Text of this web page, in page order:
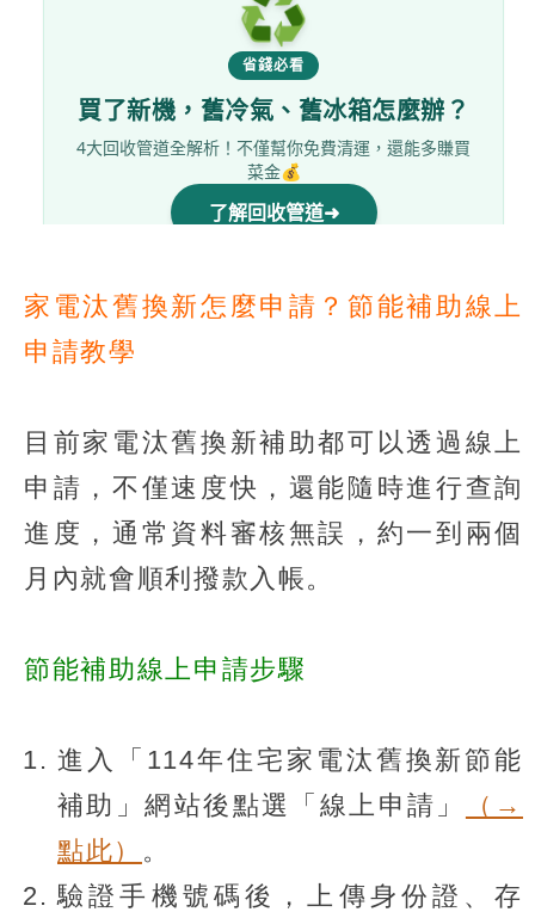
家電汰舊換新怎麼申請？節能補助線上
申請教學
目前家電汰舊換新補助都可以透過線上
申請，不僅速度快，還能隨時進行查詢
進度，通常資料審核無誤，約一到兩個
月內就會順利撥款入帳。
節能補助線上申請步驟
進入「114年住宅家電汰舊換新節能
補助」網站後點選「線上申請」
（→
點此） 。
驗證手機號碼後，上傳身份證、存